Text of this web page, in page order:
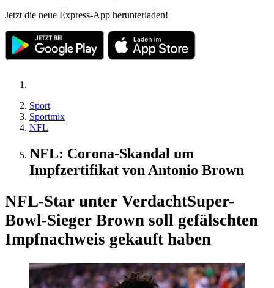
Jetzt die neue Express-App herunterladen!
Sport
Sportmix
NFL
NFL: Corona-Skandal um
Impfzertifikat von Antonio Brown
NFL-Star unter VerdachtSuper-
Bowl-Sieger Brown soll gefälschten
Impfnachweis gekauft haben